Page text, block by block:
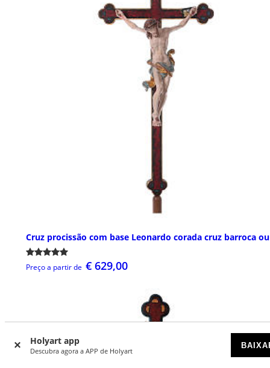
Holyart app
Descubra agora a APP de Holyart
Cruz procissão com base Leonardo corada cruz barroca
Preço a partir de € 629,00